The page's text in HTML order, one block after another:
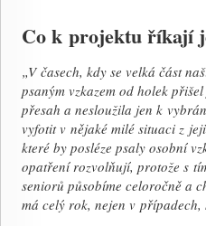
Co k projektu říkají
„V časech, kdy se velká část
psaným vzkazem od holek
přesah a nesloužila jen k
vyfotit v nějaké milé situaci z
které by posléze psaly osobní
opatření rozvolňují, protože s
seniorů působíme celoročně a
má celý rok, nejen v případech,